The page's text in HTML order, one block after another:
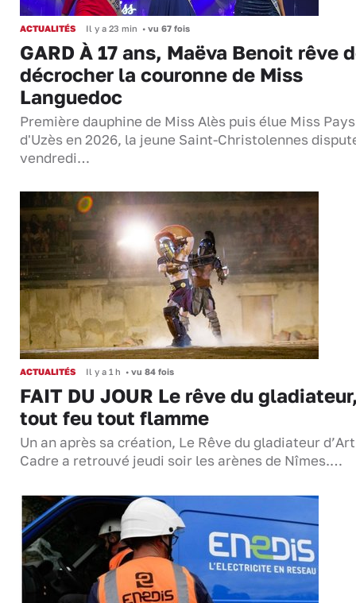
ACTUALITÉS Il y a 23 min • vu 67 fois
GARD À 17 ans, Maëva Benoit rêve
décrocher la couronne de Miss
Languedoc
Première dauphine de Miss Alès puis élue Miss Pays
d'Uzès en 2026, la jeune Saint-Christolennes
vendredi…
ACTUALITÉS Il y a 1 h • vu 84 fois
FAIT DU JOUR Le rêve du
tout feu tout flamme
Un an après sa création, Le Rêve du gladiateur
Cadre a retrouvé jeudi soir les arènes de Nîmes.…